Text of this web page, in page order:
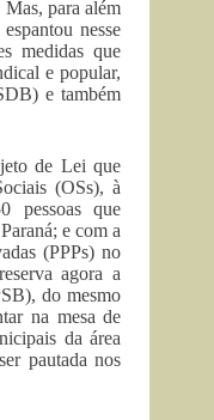
para além
nesse
medidas que
e popular,
e também
de Lei que
(OSs), à
pessoas que
e com a
(PPPs) no
agora a
do mesmo
na mesa de
da área
pautada nos